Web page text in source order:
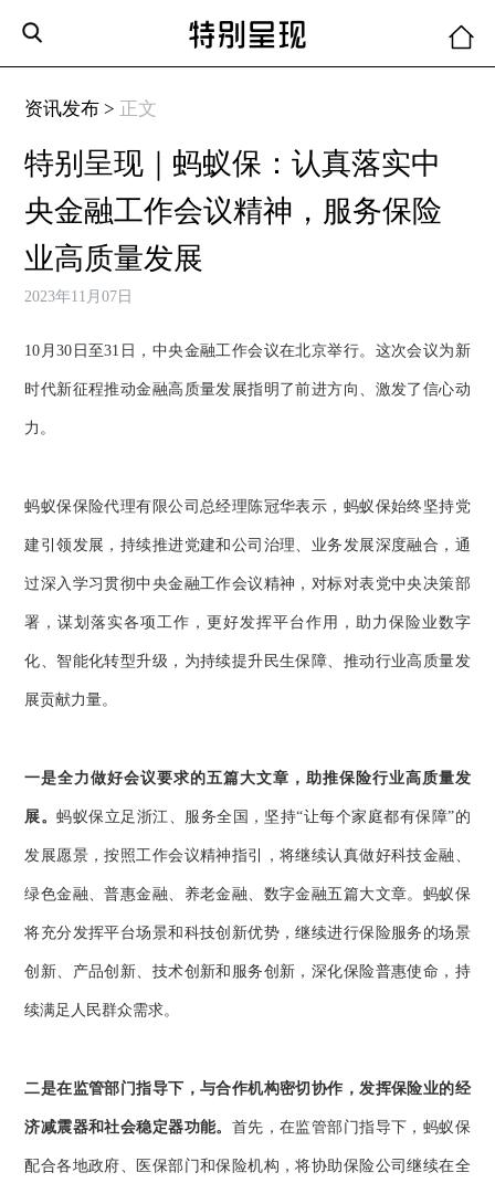
资讯发布 > 正文
特别呈现｜蚂蚁保：认真落实中
央金融工作会议精神，服务保险
业高质量发展
2023年11月07日
10月30日至31日，中央金融工作会议在北京举行。这次会议为新
时代新征程推动金融高质量发展指明了前进方向、激发了信心动
力。
蚂蚁保保险代理有限公司总经理陈冠华表示，蚂蚁保始终坚持党
建引领发展，持续推进党建和公司治理、业务发展深度融合，通
过深入学习贯彻中央金融工作会议精神，对标对表党中央决策部
署，谋划落实各项工作，更好发挥平台作用，助力保险业数字
化、智能化转型升级，为持续提升民生保障、推动行业高质量发
展贡献力量。
一是全力做好会议要求的五篇大文章，助推保险行业高质量发
展。蚂蚁保立足浙江、服务全国，坚持“让每个家庭都有保障”的
发展愿景，按照工作会议精神指引，将继续认真做好科技金融、
绿色金融、普惠金融、养老金融、数字金融五篇大文章。蚂蚁保
将充分发挥平台场景和科技创新优势，继续进行保险服务的场景
创新、产品创新、技术创新和服务创新，深化保险普惠使命，持
续满足人民群众需求。
二是在监管部门指导下，与合作机构密切协作，发挥保险业的经
济减震器和社会稳定器功能。 首先，在监管部门指导下，蚂蚁保
配合各地政府、医保部门和保险机构，将协助保险公司继续在全